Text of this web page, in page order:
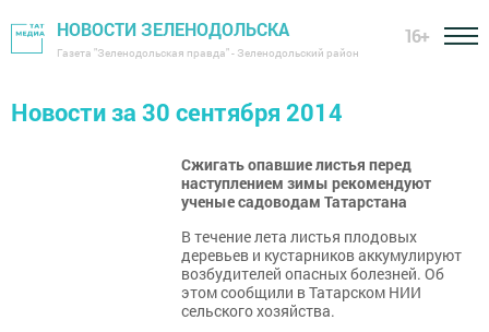
НОВОСТИ ЗЕЛЕНОДОЛЬСКА
Газета "Зеленодольская правда" - Зеленодольский район
16+
Новости за 30 сентября 2014
Сжигать опавшие листья перед
наступлением зимы рекомендуют
ученые садоводам Татарстана
В течение лета листья плодовых
деревьев и кустарников аккумулируют
возбудителей опасных болезней. Об
этом сообщили в Татарском НИИ
сельского хозяйства.